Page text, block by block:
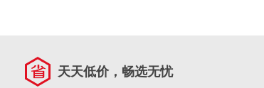
天天低价，畅选无忧